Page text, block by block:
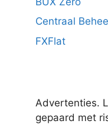
Centraal
FXFlat
Advertenties.
gepaard met